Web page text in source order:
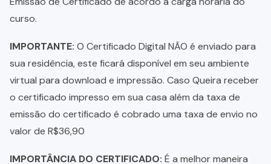
curso.
IMPORTANTE: O Certificado Digital NÃO é enviado para
sua residência, este ficará disponível em seu ambiente
virtual para download e impressão. Caso Queira receber
o certificado impresso em sua casa além da taxa de
emissão do certificado é cobrado uma taxa de envio no
valor de R$36,90
IMPORTÂNCIA DO CERTIFICADO: É a melhor maneira